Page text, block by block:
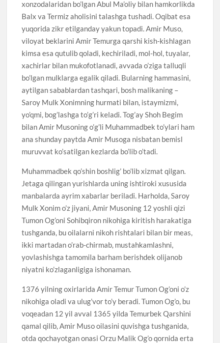
xonzodalaridan bo’lgan Abul Ma’oliy bilan hamkorlikda
Balx va Termiz aholisini talashga tushadi. Oqibat esa
yuqorida zikr etilganday yakun topadi. Amir Muso,
viloyat beklarini Amir Temurga qarshi kish-kishlagan
kimsa esa qutulib qoladi, kechiriladi, mol-hol, tuyalar,
xachirlar bilan mukofotlanadi, avvada o’ziga talluqli
bo’lgan mulklarga egalik qiladi. Bularning hammasini,
aytilgan sabablardan tashqari, bosh malikaning –
Saroy Mulk Xonimning hurmati bilan, istaymizmi,
yo’qmi, bog’lashga to’g’ri keladi. Tog’ay Shoh Begim
bilan Amir Musoning o’g’li Muhammadbek to’ylari ham
ana shunday paytda Amir Musoga nisbatan bemisl
muruvvat ko’satilgan kezlarda bo’lib o’tadi.
Muhammadbek qo’shin boshlig’ bo’lib xizmat qilgan.
Jetaga qilingan yurishlarda uning ishtiroki xususida
manbalarda ayrim xabarlar beriladi. Harholda, Saroy
Mulk Xonim o’z jiyani, Amir Musoning 12 yoshli qizi
Tumon Og’oni Sohibqiron nikohiga kiritish harakatiga
tushganda, bu oilalarni nikoh rishtalari bilan bir meas,
ikki martadan o’rab-chirmab, mustahkamlashni,
yovlashishga tamomila barham berishdek olijanob
niyatni ko’zlaganligiga ishonaman.
1376 yilning oxirlarida Amir Temur Tumon Og’oni o’z
nikohiga oladi va ulug’vor to’y beradi. Tumon Og’o, bu
voqeadan 12 yil avval 1365 yilda Temurbek Qarshini
qamal qilib, Amir Muso oilasini quvishga tushganida,
otda qochayotgan onasi Orzu Malik Og’o qornida erta